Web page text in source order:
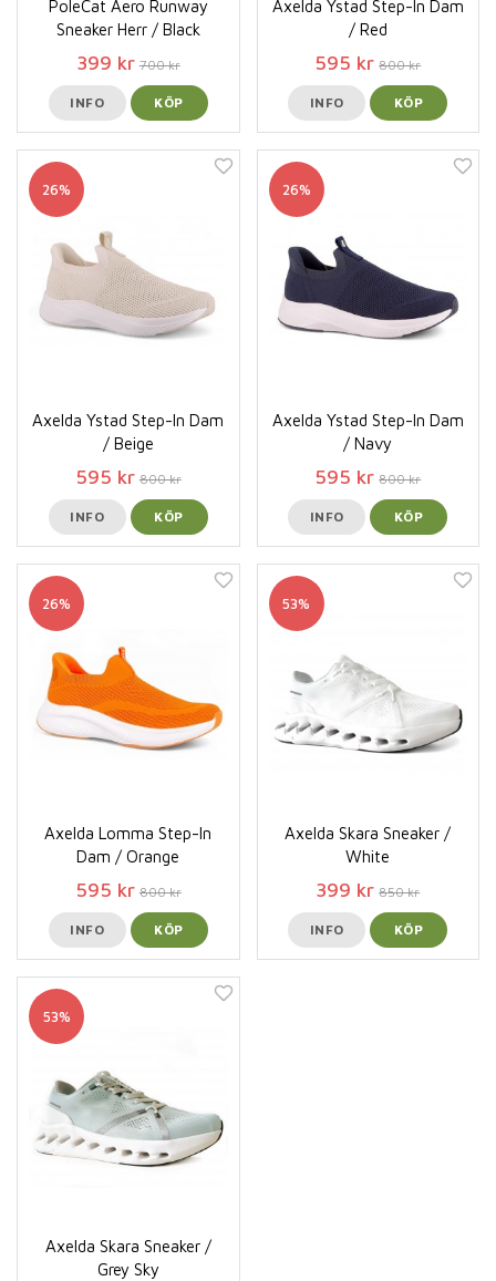
PoleCat Aero Runway
Sneaker Herr / Black
399 kr 700 kr
INFO KÖP
Axelda Ystad Step-In Dam
/ Red
595 kr 800 kr
INFO KÖP
26%
Axelda Ystad Step-In Dam
/ Beige
595 kr 800 kr
INFO KÖP
26%
Axelda Ystad Step-In Dam
/ Navy
595 kr 800 kr
INFO KÖP
26%
Axelda Lomma Step-In
Dam / Orange
595 kr 800 kr
INFO KÖP
53%
Axelda Skara Sneaker /
White
399 kr 850 kr
INFO KÖP
53%
Axelda Skara Sneaker /
Grey Sky